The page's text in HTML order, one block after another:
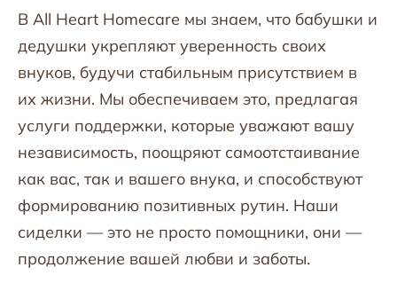
В All Heart Homecare мы знаем, что бабушки и
дедушки укрепляют уверенность своих
внуков, будучи стабильным присутствием в
их жизни. Мы обеспечиваем это, предлагая
услуги поддержки, которые уважают вашу
независимость, поощряют самоотстаивание
как вас, так и вашего внука, и способствуют
формированию позитивных рутин. Наши
сиделки — это не просто помощники, они —
продолжение вашей любви и заботы.